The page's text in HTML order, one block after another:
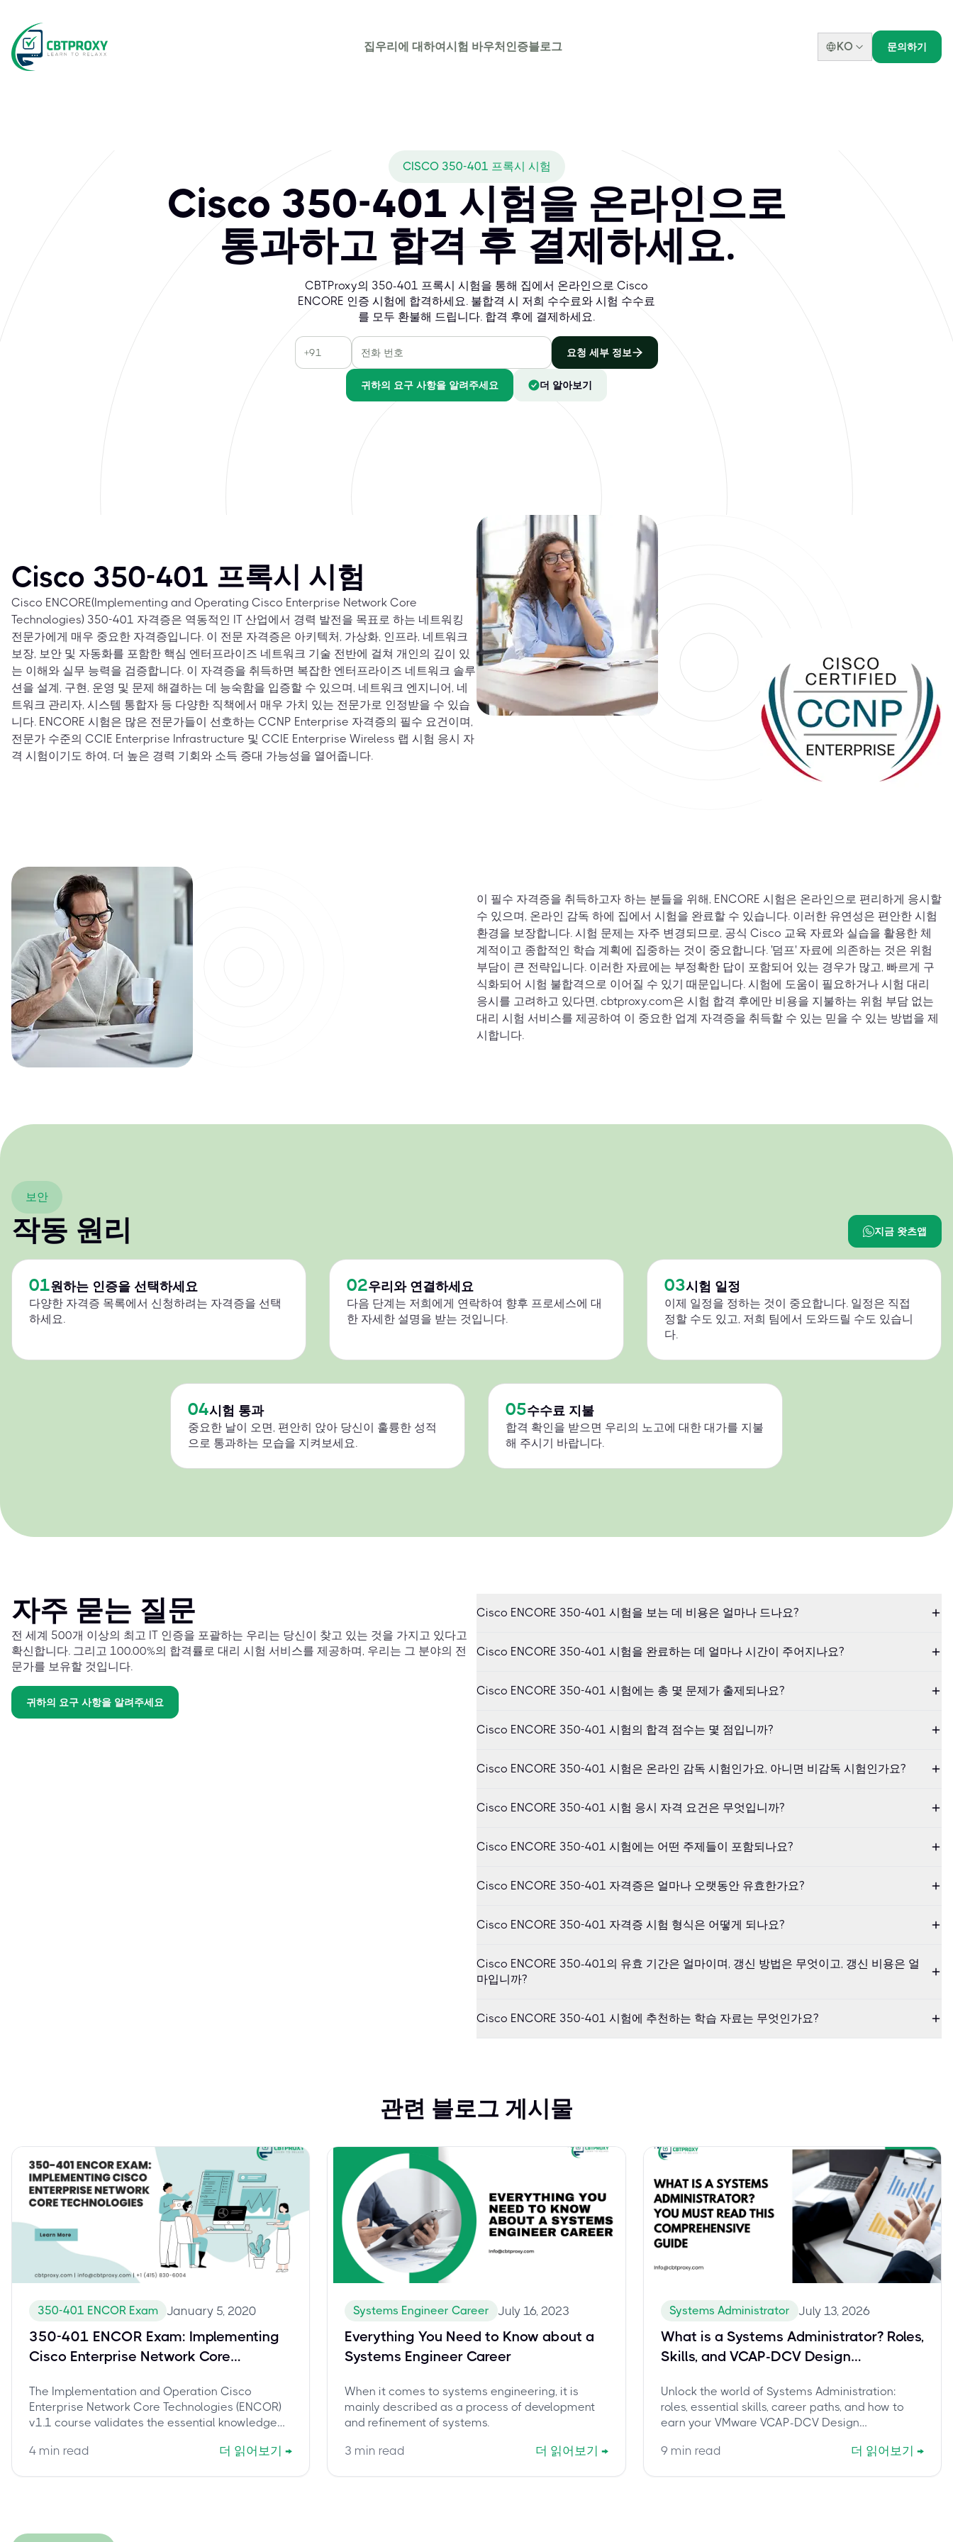
집우리에 대하여시험 바우처 인증블로그 KO 문의하기
CISCO 350-401 프록시 시험
Cisco 350-401 시험을 온라인으로
통과하고 합격 후 결제하세요.
CBTProxy의 350-401 프록시 시험을 통해 집에서 온라인으로 Cisco
ENCORE 인증 시험에 합격하세요. 불합격 시 저희 수수료와 시험 수수료
를 모두 환불해 드립니다. 합격 후에 결제하세요.
요청 세부 정보
귀하의 요구 사항을 알려주세요 더 알아보기
Cisco 350-401 프록시 시험
Cisco ENCORE(Implementing and Operating Cisco Enterprise Network Core
Technologies) 350-401 자격증은 역동적인 IT 산업에서 경력 발전을 목표로 하는 네트워킹
전문가에게 매우 중요한 자격증입니다. 이 전문 자격증은 아키텍처, 가상화, 인프라, 네트워크
보장, 보안 및 자동화를 포함한 핵심 엔터프라이즈 네트워크 기술 전반에 걸쳐 개인의 깊이 있
는 이해와 실무 능력을 검증합니다. 이 자격증을 취득하면 복잡한 엔터프라이즈 네트워크 솔루
션을 설계, 구현, 운영 및 문제 해결하는 데 능숙함을 입증할 수 있으며, 네트워크 엔지니어, 네
트워크 관리자, 시스템 통합자 등 다양한 직책에서 매우 가치 있는 전문가로 인정받을 수 있습
니다. ENCORE 시험은 많은 전문가들이 선호하는 CCNP Enterprise 자격증의 필수 요건이며,
전문가 수준의 CCIE Enterprise Infrastructure 및 CCIE Enterprise Wireless 랩 시험 응시 자
격 시험이기도 하여, 더 높은 경력 기회와 소득 증대 가능성을 열어줍니다.
이 필수 자격증을 취득하고자 하는 분들을 위해, ENCORE 시험은 온라인으로 편리하게 응시할
수 있으며, 온라인 감독 하에 집에서 시험을 완료할 수 있습니다. 이러한 유연성은 편안한 시험
환경을 보장합니다. 시험 문제는 자주 변경되므로, 공식 Cisco 교육 자료와 실습을 활용한 체
계적이고 종합적인 학습 계획에 집중하는 것이 중요합니다. '덤프' 자료에 의존하는 것은 위험
부담이 큰 전략입니다. 이러한 자료에는 부정확한 답이 포함되어 있는 경우가 많고, 빠르게 구
식화되어 시험 불합격으로 이어질 수 있기 때문입니다. 시험에 도움이 필요하거나 시험 대리
응시를 고려하고 있다면, cbtproxy.com은 시험 합격 후에만 비용을 지불하는 위험 부담 없는
대리 시험 서비스를 제공하여 이 중요한 업계 자격증을 취득할 수 있는 믿을 수 있는 방법을 제
시합니다.
보안
작동 원리 지금 왓츠앱
01원하는 인증을 선택하세요
다양한 자격증 목록에서 신청하려는 자격증을 선택
하세요.
02우리와 연결하세요
다음 단계는 저희에게 연락하여 향후 프로세스에 대
한 자세한 설명을 받는 것입니다.
03시험 일정
이제 일정을 정하는 것이 중요합니다. 일정은 직접
정할 수도 있고, 저희 팀에서 도와드릴 수도 있습니
다.
04시험 통과
중요한 날이 오면, 편안히 앉아 당신이 훌륭한 성적
으로 통과하는 모습을 지켜보세요.
05수수료 지불
합격 확인을 받으면 우리의 노고에 대한 대가를 지불
해 주시기 바랍니다.
자주 묻는 질문
전 세계 500개 이상의 최고 IT 인증을 포괄하는 우리는 당신이 찾고 있는 것을 가지고 있다고
확신합니다. 그리고 100.00%의 합격률로 대리 시험 서비스를 제공하며, 우리는 그 분야의 전
문가를 보유할 것입니다.
귀하의 요구 사항을 알려주세요
Cisco ENCORE 350-401 시험을 보는 데 비용은 얼마나 드나요?
Cisco ENCORE 350-401 시험을 완료하는 데 얼마나 시간이 주어지나요?
Cisco ENCORE 350-401 시험에는 총 몇 문제가 출제되나요?
Cisco ENCORE 350-401 시험의 합격 점수는 몇 점입니까?
Cisco ENCORE 350-401 시험은 온라인 감독 시험인가요, 아니면 비감독 시험인가요?
Cisco ENCORE 350-401 시험 응시 자격 요건은 무엇입니까?
Cisco ENCORE 350-401 시험에는 어떤 주제들이 포함되나요?
Cisco ENCORE 350-401 자격증은 얼마나 오랫동안 유효한가요?
Cisco ENCORE 350-401 자격증 시험 형식은 어떻게 되나요?
Cisco ENCORE 350-401의 유효 기간은 얼마이며, 갱신 방법은 무엇이고, 갱신 비용은 얼
마입니까?
Cisco ENCORE 350-401 시험에 추천하는 학습 자료는 무엇인가요?
관련 블로그 게시물
350-401 ENCOR Exam January 5, 2020
350-401 ENCOR Exam: Implementing
Cisco Enterprise Network Core
The Implementation and Operation Cisco
Enterprise Network Core Technologies (ENCOR)
v1.1 course validates the essential knowledge
manage enterprise wired and wireless networks.
4 min read 더 읽어보기 →
Systems Engineer Career July 16, 2023
Everything You Need to Know about a
Systems Engineer Career
When it comes to systems engineering, it is
mainly described as a process of development
and refinement of systems.
3 min read 더 읽어보기 →
Systems Administrator July 13, 2026
What is a Systems Administrator? Roles,
Skills, and VCAP-DCV Design
Unlock the world of Systems Administration:
roles, essential skills, career paths, and how to
earn your VMware VCAP-DCV Design
trusted pay-after-pass service for your 3V0-
9 min read 더 읽어보기 →